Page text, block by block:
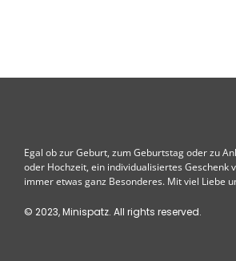
Egal ob zur Geburt, zum Geburtstag oder zu
oder Hochzeit, ein individualisiertes Geschenk
immer etwas ganz Besonderes. Mit viel Liebe
© 2023, Minispatz. All rights reserved.